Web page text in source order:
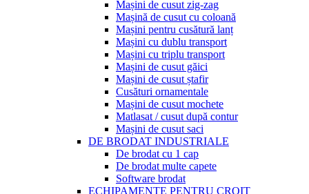
Mașini de cusut zig-zag
Mașină de cusut cu coloană
Mașini pentru cusătură lanț
Mașini cu dublu transport
Mașini cu triplu transport
Mașini de cusut găici
Mașini de cusut ștafir
Cusături ornamentale
Mașini de cusut mochete
Matlasat / cusut după contur
Mașini de cusut saci
DE BRODAT INDUSTRIALE
De brodat cu 1 cap
De brodat multe capete
Software brodat
ECHIPAMENTE PENTRU CROIT